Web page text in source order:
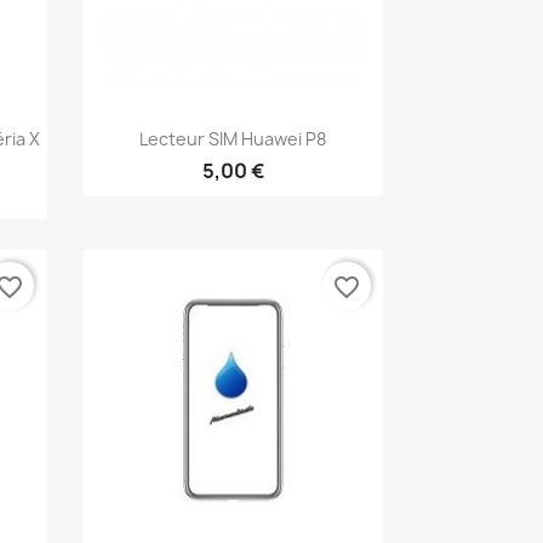
X Aperçu rapide
Lecteur SIM Huawei P8
5,00 €
favorite_border